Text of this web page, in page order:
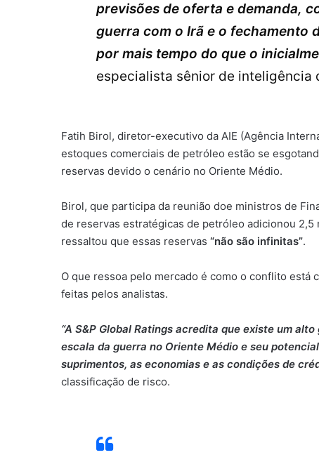
previsões de oferta e demanda,
guerra com o Irã e o fechamento
por mais tempo do que o
especialista sênior de inteligência
Fatih Birol, diretor-executivo da AIE (Agência
estoques comerciais de petróleo estão se
reservas devido o cenário no Oriente Médio.
Birol, que participa da reunião doe ministros de
de reservas estratégicas de petróleo adicionou
ressaltou que essas reservas “não são infinitas”.
O que ressoa pelo mercado é como o conflito está
feitas pelos analistas.
“A S&P Global Ratings acredita que existe um
escala da guerra no Oriente Médio e seu
suprimentos, as economias e as condições de
classificação de risco.